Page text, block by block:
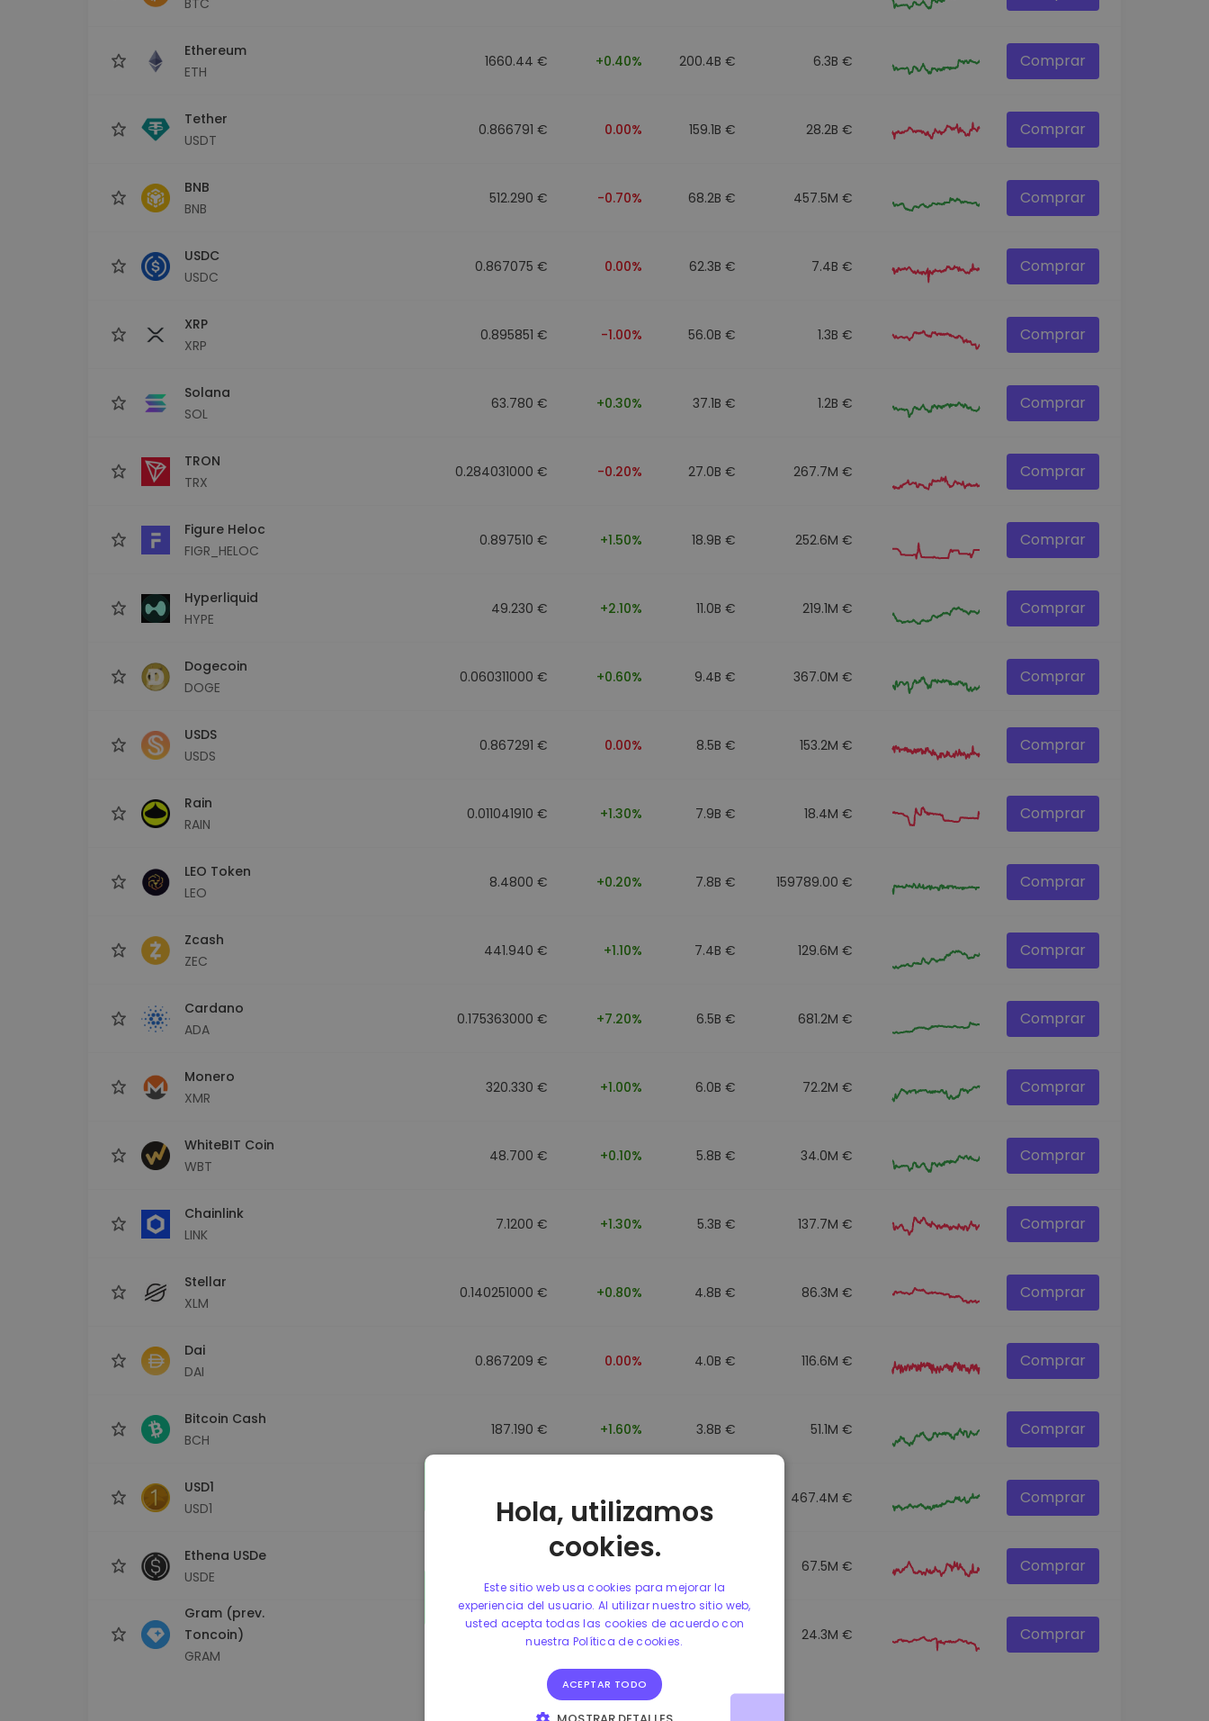
Ethereum
ETH
1660.44 € +0.40% 200.4B € 6.3B € Comprar
Tether
USDT
0.866791 € 0.00% 159.1B € 28.2B € Comprar
BNB
BNB
512.290 € -0.70% 68.2B € 457.5M € Comprar
USDC
USDC
0.867075 € 0.00% 62.3B € 7.4B € Comprar
XRP
XRP
0.895851 € -1.00% 56.0B € 1.3B € Comprar
Solana
SOL
63.780 € +0.30% 37.1B € 1.2B € Comprar
TRON
TRX
0.284031000 € -0.20% 27.0B € 267.7M € Comprar
Figure Heloc
FIGR_HELOC
0.897510 € +1.50% 18.9B € 252.6M € Comprar
Hyperliquid
HYPE
49.230 € +2.10% 11.0B € 219.1M € Comprar
Dogecoin
DOGE
0.060311000 € +0.60% 9.4B € 367.0M € Comprar
USDS
USDS
0.867291 € 0.00% 8.5B € 153.2M € Comprar
Rain
RAIN
0.011041910 € +1.30% 7.9B € 18.4M € Comprar
LEO Token
LEO
8.4800 € +0.20% 7.8B € 159789.00 € Comprar
Zcash
ZEC
441.940 € +1.10% 7.4B € 129.6M € Comprar
Cardano
ADA
0.175363000 € +7.20% 6.5B € 681.2M € Comprar
Monero
XMR
320.330 € +1.00% 6.0B € 72.2M € Comprar
WhiteBIT Coin
WBT
48.700 € +0.10% 5.8B € 34.0M € Comprar
Chainlink
LINK
7.1200 € +1.30% 5.3B € 137.7M € Comprar
Stellar
XLM
0.140251000 € +0.80% 4.8B € 86.3M € Comprar
Dai
DAI
0.867209 € 0.00% 4.0B € 116.6M € Comprar
Bitcoin Cash
BCH
187.190 € +1.60% 3.8B € 51.1M € Comprar
USD1
USD1
0.867184 € 0.00% 467.4M € Comprar
Ethena USDe
USDE
67.5M € Comprar
Gram (prev.
Toncoin)
GRAM
1.160000 € -3.00% 24.3M € Comprar
Hola, utilizamos
cookies.
Este sitio web usa cookies para mejorar la
experiencia del usuario. Al utilizar nuestro sitio web,
usted acepta todas las cookies de acuerdo con
nuestra Política de cookies.
ACEPTAR TODO